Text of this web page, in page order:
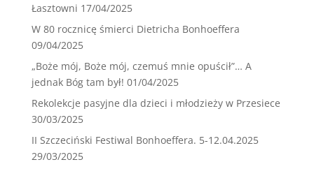
Łasztowni 17/04/2025
W 80 rocznicę śmierci Dietricha Bonhoeffera
09/04/2025
„Boże mój, Boże mój, czemuś mnie opuścił”… A
jednak Bóg tam był! 01/04/2025
Rekolekcje pasyjne dla dzieci i młodzieży w Przesiece
30/03/2025
II Szczeciński Festiwal Bonhoeffera. 5-12.04.2025
29/03/2025